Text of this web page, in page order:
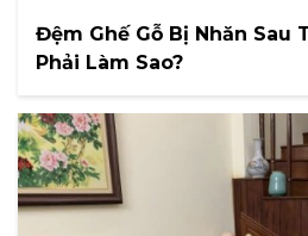
Đệm Ghế Gỗ Bị Nhăn Sau
Phải Làm Sao?